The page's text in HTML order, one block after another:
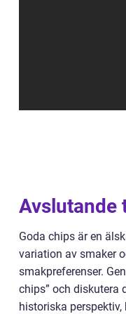
Avslutande
Goda chips är en
variation av smaker
smakpreferenser.
chips” och diskutera
historiska